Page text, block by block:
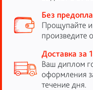
Без
Прощупайте
произведите
Доставка за
Ваш диплом
оформления
течение дня.